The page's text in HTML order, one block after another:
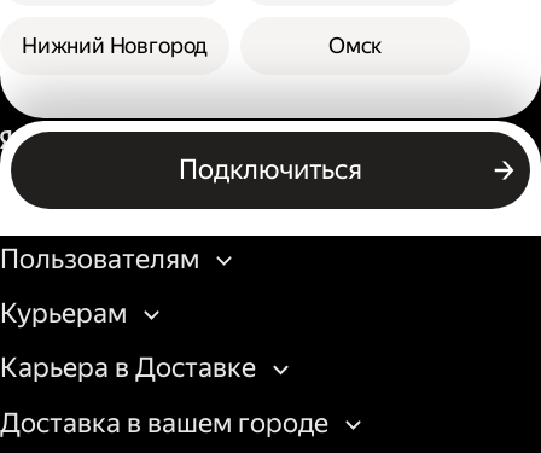
Нижний Новгород Омск
Подключиться
Россия
Бизнесу
Пользователям
Курьерам
Карьера в Доставке
Доставка в вашем городе